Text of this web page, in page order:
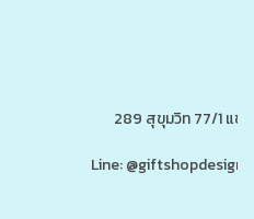
289 สุขุมวิท 77/1 แข
Line: